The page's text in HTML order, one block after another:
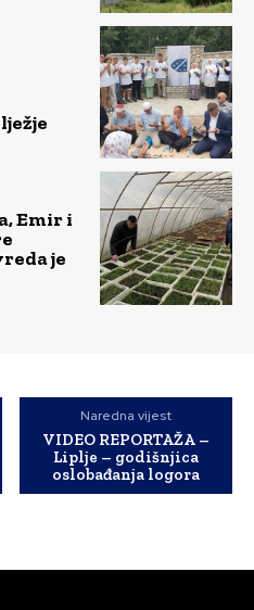
Emir i
je
Naredna vijest
VIDEO REPORTAŽA –
Liplje – godišnjica
oslobađanja logora